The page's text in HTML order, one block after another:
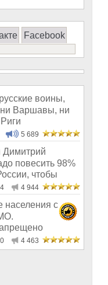
Facebook
воины,
Варшавы, ни
5 689
Димитрий
повесить 98%
чтобы
4 944
населения с
о трансгенн
4 463